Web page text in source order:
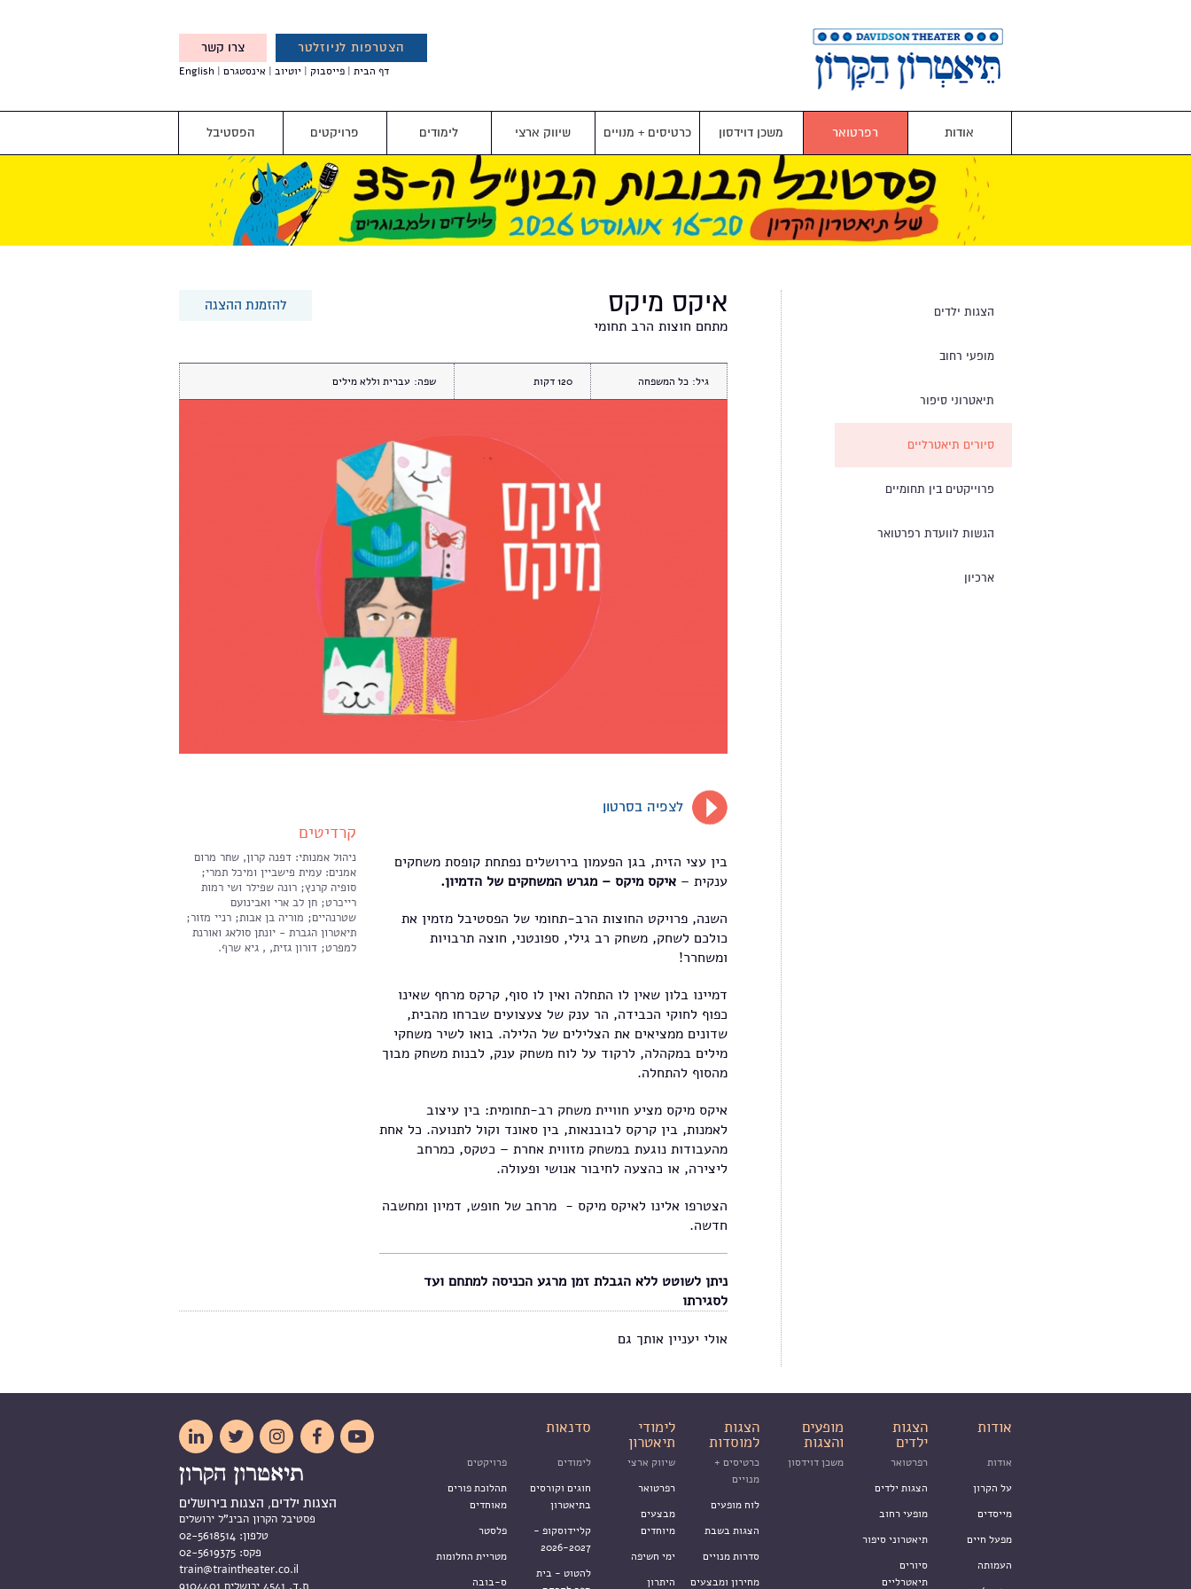
הצטרפות לניוזלטר צרו קשר
והטבות מיוחדות עבורך
דף הבית פייסבוק יוטיוב אינסטגרם English
אודות רפרטואר משכן דוידסון כרטיסים + מנויים שיווק ארצי לימודים פרויקטים הפסטיבל
הצגות ילדים
מופעי רחוב
תיאטרוני סיפור
סיורים תיאטרליים
פרוייקטים בין תחומיים
הגשות לוועדת רפרטואר
ארכיון
איקס מיקס
מתחם חוצות הרב תחומי
להזמנת ההצגה
גיל: כל המשפחה 120 שפה: עברית וללא מילים
לצפיה בסרטון
בין עצי הזית, בגן הפעמון בירושלים נפתחת קופסת משחקים
ענקית – איקס מיקס – מגרש המשחקים של הדמיון.
השנה, פרויקט החוצות הרב-תחומי של הפסטיבל מזמין את
כולכם לשחק, משחק רב גילי, ספונטני, חוצה תרבויות
ומשחרר!
דמיינו בלון שאין לו התחלה ואין לו סוף, קרקס מרחף שאינו
כפוף לחוקי הכבידה, הר ענק של צעצועים שברחו מהבית,
שדונים ממציאים את הצלילים של הלילה. בואו לשיר משחקי
מילים במקהלה, לרקוד על לוח משחק ענק, לבנות משחק מבוך
מהסוף להתחלה.
איקס מיקס מציע חוויית משחק רב-תחומית: בין עיצוב
לאמנות, בין קרקס לבובנאות, בין סאונד וקול לתנועה. כל אחת
מהעבודות נוגעת במשחק מזווית אחרת – כטקס, כמרחב
ליצירה, או כהצעה לחיבור אנושי ופעולה.
הצטרפו אלינו לאיקס מיקס - מרחב של חופש, דמיון ומחשבה
חדשה.
ניתן לשוטט ללא הגבלת זמן מרגע הכניסה למתחם ועד
לסגירתו
קרדיטים
ניהול אמנותי: דפנה קרון, שחר מרום
אמנים: עמית פישביין ומיכל תמרי;
סופיה קרנץ; רונה שפילר ושי רמות
רייכרט; חן לב ארי ואבינועם
שטרנהיים; מוריה בן אבות; רניי מזור;
תיאטרון הגברת - יונתן סולאג ואורנת
למפרט; דורון גזית, , גיא שרף.
אולי יעניין אותך גם
אודות הצגות
ילדים
מופעים
והצגות
הצגות
למוסדות
לימודי
תיאטרון
סדנאות
אודות
על הקרון
מייסדים
מפעל חיים
העמותה
רפרטואר
הצגות ילדים
מופעי רחוב
תיאטרוני סיפור
סיורים
תיאטרליים
משכן דוידסון
כרטיסים +
מנויים
לוח מופעים
הצגות בשבת
סדרות מנויים
מחירון ומבצעים
שיווק ארצי
רפרטואר
מבצעים
מיוחדים
ימי חשיפה
היתרון
לימודים
חוגים וקורסים
בתיאטרון
קליידוסקופ -
2026-2027
להטוט - בית
פרויקטים
תהלוכת פורים
מאוחדים
פלסטר
מטריית החלומות
ס-בובה





הצגות ילדים, הצגות בירושלים
פסטיבל הקרון הבינ"ל ירושלים
טלפון:
פקס:
train@traintheater.co.il